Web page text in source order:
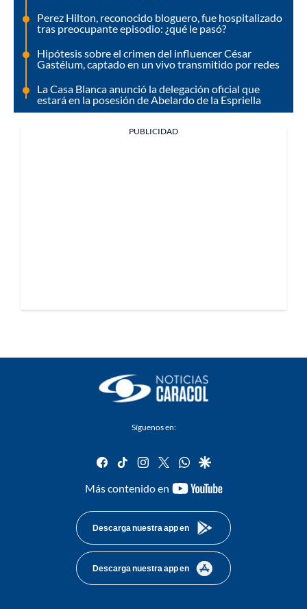
Perez Hilton, reconocido bloguero, fue hospitalizado
tras preocupante episodio: ¿qué le pasó?
Hipótesis sobre el crimen del influencer César
Gastélum, captado en un vivo transmitido por redes
La Casa Blanca anunció la delegación oficial que
estará en la posesión de Abelardo de la Espriella
PUBLICIDAD
Síguenos en:
facebook
tiktok instagram
twitterwhatsapp
google
Más contenido en
youtube-
Descarga nuestra app en
Descarga nuestra app en